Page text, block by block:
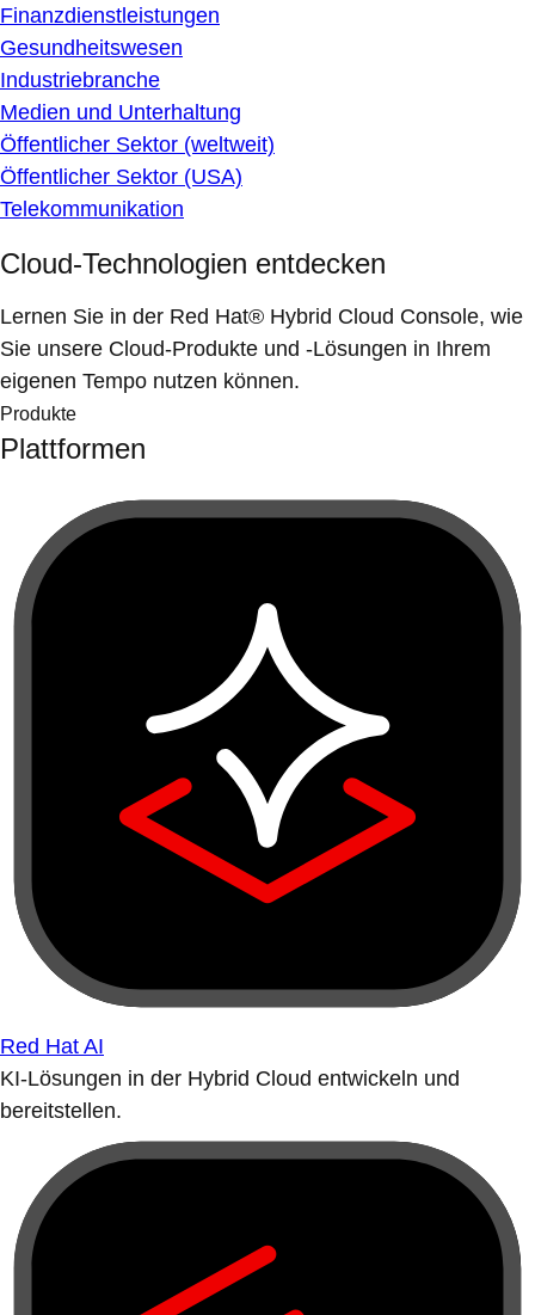
Finanzdienstleistungen
Gesundheitswesen
Industriebranche
Medien und Unterhaltung
Öffentlicher Sektor (weltweit)
Öffentlicher Sektor (USA)
Telekommunikation
Cloud-Technologien entdecken
Lernen Sie in der Red Hat® Hybrid Cloud Console, wie
Sie unsere Cloud-Produkte und -Lösungen in Ihrem
eigenen Tempo nutzen können.
Produkte
Plattformen
Red Hat AI
KI-Lösungen in der Hybrid Cloud entwickeln und
bereitstellen.